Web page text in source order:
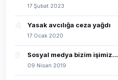
17 Şubat 2023
Yasak avcılığa ceza yağdı
17 Ocak 2020
Sosyal medya bizim işimiz...
09 Nisan 2019